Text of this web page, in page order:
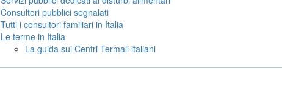
Consultori pubblici segnalati
Tutti i consultori familiari in Italia
Le terme in Italia
La guida sui Centri Termali italiani